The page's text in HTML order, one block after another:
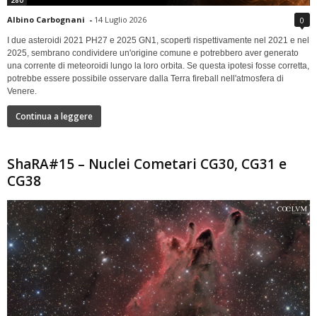
Albino Carbognani - 14 Luglio 2026 0
I due asteroidi 2021 PH27 e 2025 GN1, scoperti rispettivamente nel 2021 e nel
2025, sembrano condividere un'origine comune e potrebbero aver generato
una corrente di meteoroidi lungo la loro orbita. Se questa ipotesi fosse corretta,
potrebbe essere possibile osservare dalla Terra fireball nell'atmosfera di
Venere.
Continua a leggere
ShaRA#15 – Nuclei Cometari CG30, CG31 e
CG38